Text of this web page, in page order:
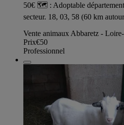
50€ 🗺️ : Adoptable
secteur. 18, 03, 58 (60 km
Vente animaux Abbaretz -
Prix€50
Professionnel